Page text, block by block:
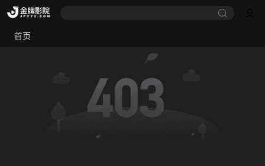
首页